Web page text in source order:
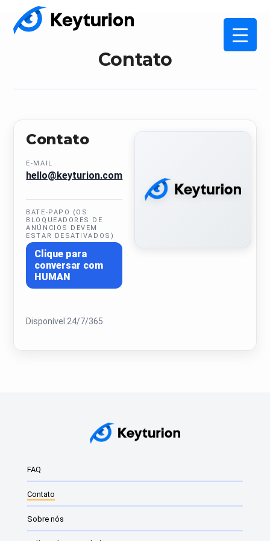
Contato
Contato
E-MAIL
hello@keyturion.com
BATE-PAPO (OS
BLOQUEADORES DE
ANÚNCIOS DEVEM
ESTAR DESATIVADOS)
Clique para
conversar com
HUMAN
Disponível 24/7/365
FAQ
Contato
Sobre nós